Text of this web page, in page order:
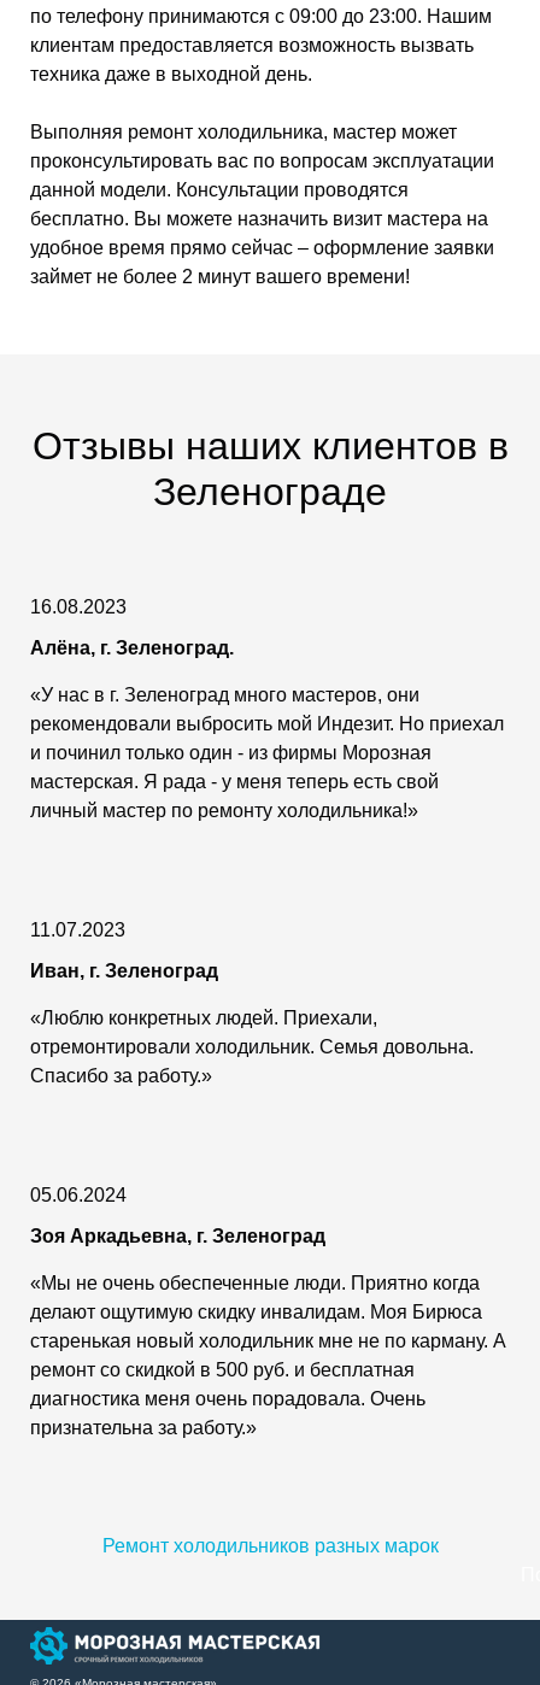
по телефону принимаются с 09:00 до 23:00. Нашим
клиентам предоставляется возможность вызвать
техника даже в выходной день.
Выполняя ремонт холодильника, мастер может
проконсультировать вас по вопросам эксплуатации
данной модели. Консультации проводятся
бесплатно. Вы можете назначить визит мастера на
удобное время прямо сейчас – оформление заявки
займет не более 2 минут вашего времени!
Отзывы наших клиентов в
Зеленограде
16.08.2023
Алёна, г. Зеленоград.
«У нас в г. Зеленоград много мастеров, они
рекомендовали выбросить мой Индезит. Но приехал
и починил только один - из фирмы Морозная
мастерская. Я рада - у меня теперь есть свой
личный мастер по ремонту холодильника!»
11.07.2023
Иван, г. Зеленоград
«Люблю конкретных людей. Приехали,
отремонтировали холодильник. Семья довольна.
Спасибо за работу.»
05.06.2024
Зоя Аркадьевна, г. Зеленоград
«Мы не очень обеспеченные люди. Приятно когда
делают ощутимую скидку инвалидам. Моя Бирюса
старенькая новый холодильник мне не по карману. А
ремонт со скидкой в 500 руб. и бесплатная
диагностика меня очень порадовала. Очень
признательна за работу.»
Ремонт холодильников разных марок